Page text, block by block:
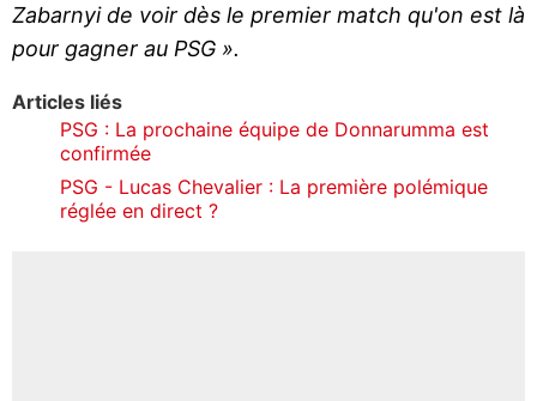
Zabarnyi de voir dès le premier match qu'on est là
pour gagner au PSG ».
Articles liés
PSG : La prochaine équipe de Donnarumma est
confirmée
PSG - Lucas Chevalier : La première polémique
réglée en direct ?